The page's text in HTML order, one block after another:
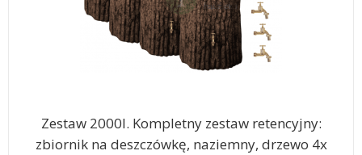
Zestaw 2000l. Kompletny zestaw retencyjny:
zbiornik na deszczówkę, naziemny, drzewo 4x